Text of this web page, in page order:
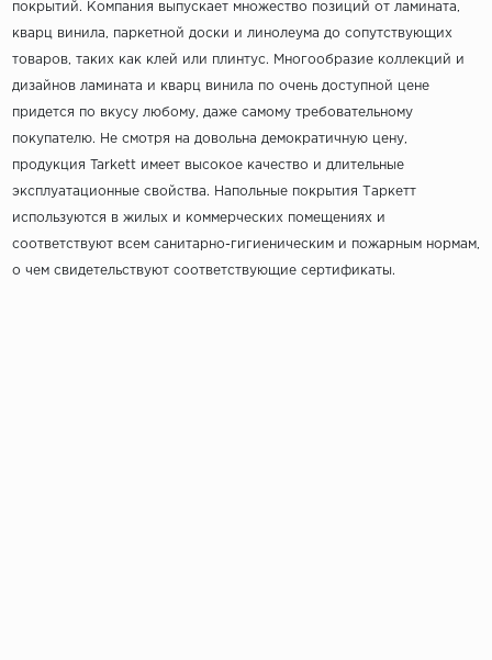
покрытий. Компания выпускает множество позиций от ламината,
кварц винила, паркетной доски и линолеума до сопутствующих
товаров, таких как клей или плинтус. Многообразие коллекций и
дизайнов ламината и кварц винила по очень доступной цене
придется по вкусу любому, даже самому требовательному
покупателю. Не смотря на довольна демократичную цену,
продукция Tarkett имеет высокое качество и длительные
эксплуатационные свойства. Напольные покрытия Таркетт
используются в жилых и коммерческих помещениях и
соответствуют всем санитарно-гигиеническим и пожарным нормам,
о чем свидетельствуют соответствующие сертификаты.